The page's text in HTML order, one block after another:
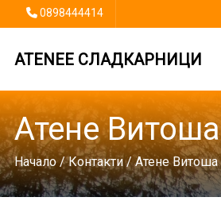
0898444414
ATENEE СЛАДКАРНИЦИ
Атене Витоша
Начало/Контакти/ Атене Витоша